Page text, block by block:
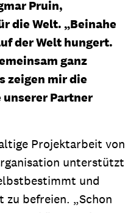
Pruin,
die Welt. „Beinahe
der Welt hungert.
ganz
zeigen mir die
Partner
Projektarbeit von
unterstützt
und
zu befreien. „Schon